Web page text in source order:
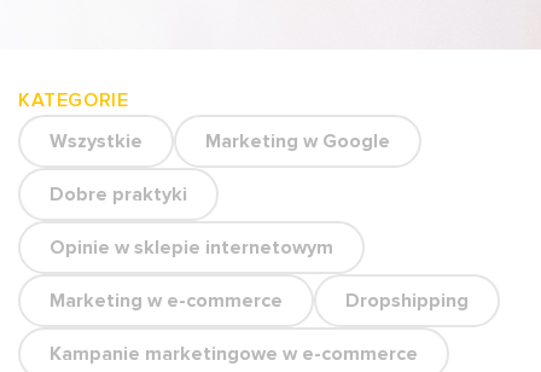
KATEGORIE
Wszystkie
Marketing w Google
Dobre praktyki
Opinie w sklepie internetowym
Marketing w e-commerce Dropshipping
Kampanie marketingowe w e-commerce